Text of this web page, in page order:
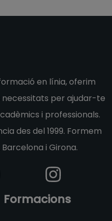
en línia, oferim
per ajudar-te
i professionals.
des del 1999. Formem
i Girona.
Formacions